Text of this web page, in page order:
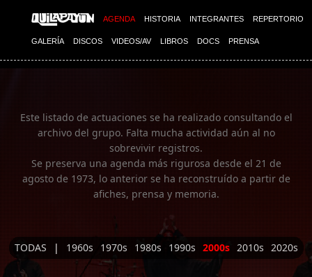
AGENDA HISTORIA INTEGRANTES REPERTORIO
GALERÍA DISCOS VIDEOS/AV LIBROS DOCS PRENSA
Imagen 01
Este listado de actuaciones se ha realizado consultando el
archivo del grupo. Falta mucha actividad aún al no
sobrevivir registros.
Se preserva una agenda más rigurosa desde el 21 de
agosto de 1973, lo anterior se ha reconstruído a partir de
afiches, prensa y memoria.
TODAS | 1960s 1970s 1980s 1990s 2000s 2010s 2020s